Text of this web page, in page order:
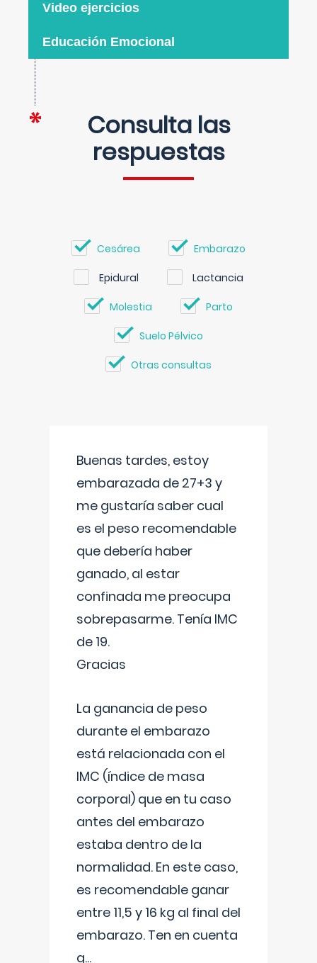
Video ejercicios
Educación Emocional
Consulta las
respuestas
Cesárea Embarazo
Epidural Lactancia
Molestia Parto
Suelo Pélvico
Otras consultas
Buenas tardes, estoy
embarazada de 27+3 y
me gustaría saber cual
es el peso recomendable
que debería haber
ganado, al estar
confinada me preocupa
sobrepasarme. Tenía IMC
de 19.
Gracias
La ganancia de peso
durante el embarazo
está relacionada con el
IMC (índice de masa
corporal) que en tu caso
antes del embarazo
estaba dentro de la
normalidad. En este caso,
es recomendable ganar
entre 11,5 y 16 kg al final del
embarazo. Ten en cuenta
q...